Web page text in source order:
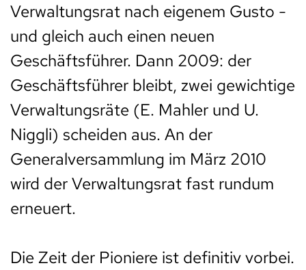
Verwaltungsrat nach eigenem Gusto -
und gleich auch einen neuen
Geschäftsführer. Dann 2009: der
Geschäftsführer bleibt, zwei gewichtige
Verwaltungsräte (E. Mahler und U.
Niggli) scheiden aus. An der
Generalversammlung im März 2010
wird der Verwaltungsrat fast rundum
erneuert.
Die Zeit der Pioniere ist definitiv vorbei.